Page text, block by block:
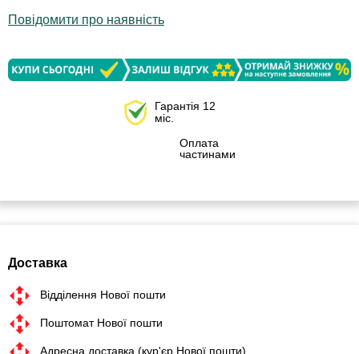
Повідомити про наявність
Гарантія 12
міс.
Оплата
частинами
Доставка
Відділення Нової пошти
Поштомат Нової пошти
Адресна доставка (кур'єр Нової пошти)